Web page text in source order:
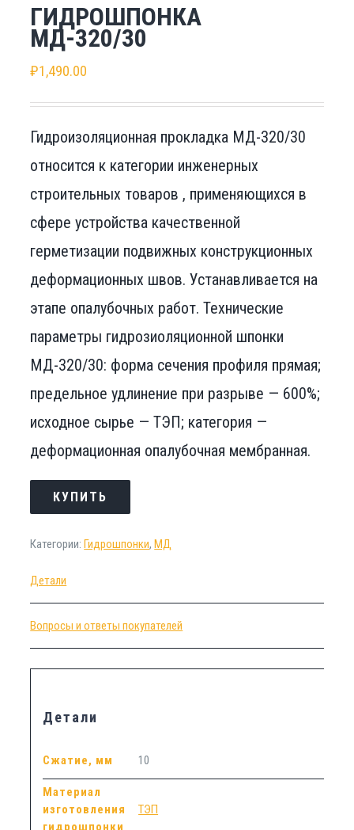
ГИДРОШПОНКА
МД-320/30
₽1,490.00
Гидроизоляционная прокладка МД-320/30
относится к категории инженерных
строительных товаров , применяющихся в
сфере устройства качественной
герметизации подвижных конструкционных
деформационных швов. Устанавливается на
этапе опалубочных работ. Технические
параметры гидрозиоляционной шпонки
МД-320/30: форма сечения профиля прямая;
предельное удлинение при разрыве — 600%;
исходное сырье — ТЭП; категория —
деформационная опалубочная мембранная.
КУПИТЬ
Категории:Гидрошпонки,МД
Детали
Вопросы и ответы покупателей
Детали
Сжатие, мм 10
Материал
изготовления
гидрошпонки
ТЭП